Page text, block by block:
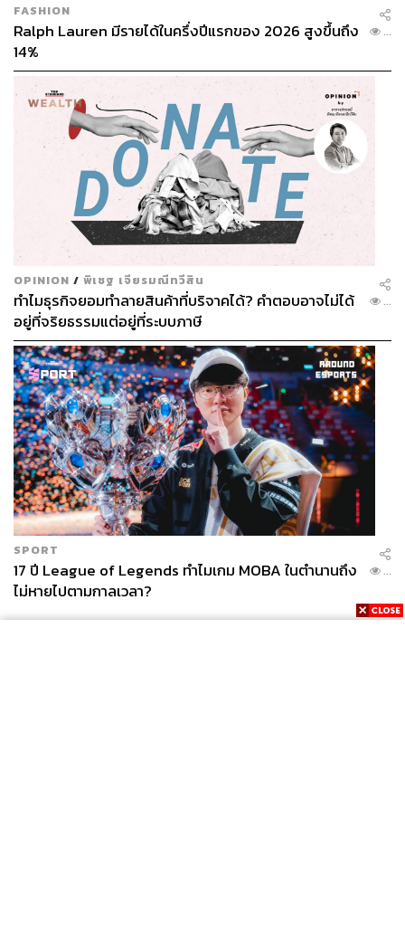
SPECTACULAR FASHION SHOW
อีกหนึ่งไฮไลต์ของ Gucci ในยุค Alessandro Michele ต้องยก
ให้ความใหญ่ เอะอะ และดราม่า ของแฟชั่นโชว์ที่เขาจัด
แต่ละครั้ง คอลเล็กชันล่าสุด Spring/Summer 2023 เขาแคสติ้
งนางแบบและนายแบบฝาแฝดเดินจับมือในชุดที่เหมือนกันทุก
กระเบียดนิ้ว ทำคนดูอึ้งไปพักใหญ่ รวมถึงยังเป็นหนึ่งในโชว์ที่
คนพูดถึงมากที่สุดของซีซันอีกด้วย คอลเล็กชัน Fall/Winter
2018 นางแบบมาพร้อมหัวซิลิโคนหน้าเหมือนและยังมีลูก
มังกรด้วย ซึ่งโชว์นี้ก็ช็อกคนดูไปอีกหนึ่งแมตช์
คอลเล็กชัน Fall/Winter 2020 เขายกระดับโชว์ไปอีกขั้นด้วย
การเผยถึงเบื้องหลังของโชว์ ตั้งแต่นางแบบและนายแบบแต่ง
หน้า ทำผม และแต่งตัว ก่อนจะมาหยุดบนรันเวย์วงกลมที่
หมุนให้เห็น 360 องศาเลยทีเดียว ความก๋ากั่นและครีเอทีฟ
ของเขาในการทำโชว์ เลือกสถานที่ หรือแม้แต่แคสติ้ง ถือว่า
สุดโต่งมาก โชว์ของ Gucci มักเป็นที่พูดถึงและจดจำเสมอใน
ยุคของเขา
FASHION
Ralph Lauren มีรายได้ในครึ่งปีแรกของ 2026 สูงขึ้นถึง
14%
...
OPINION / พิเชฐ เจียรมณีทวีสิน
ทำไมธุรกิจยอมทำลายสินค้าที่บริจาคได้? คำตอบอาจไม่ได้
อยู่ที่จริยธรรมแต่อยู่ที่ระบบภาษี
...
SPORT
17 ปี League of Legends ทำไมเกม MOBA ในตำนานถึง
ไม่หายไปตามกาลเวลา?
...